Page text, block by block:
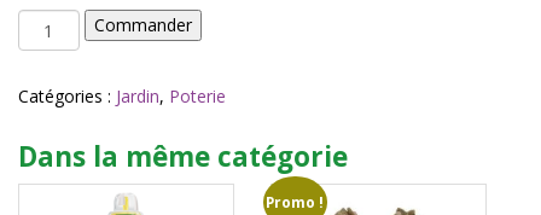
quantité
de
droit
VB70
-
Goicoechea
Commander
Catégories : Jardin, Poterie
Dans la même catégorie
Promo !